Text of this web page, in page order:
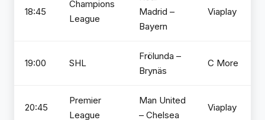
18:45
Champions
League
Madrid –
Bayern
Viaplay
19:00 SHL
Frölunda –
Brynäs
C More
20:45
Premier
League
Man United
– Chelsea
Viaplay